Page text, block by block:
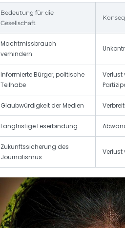
Bedeutung für die
Gesellschaft
Machtmissbrauch
verhindern
Informierte Bürger, politische
Teilhabe
Verlust
Glaubwürdigkeit der Medien
Langfristige Leserbindung
Zukunftssicherung des
Journalismus
Verlust